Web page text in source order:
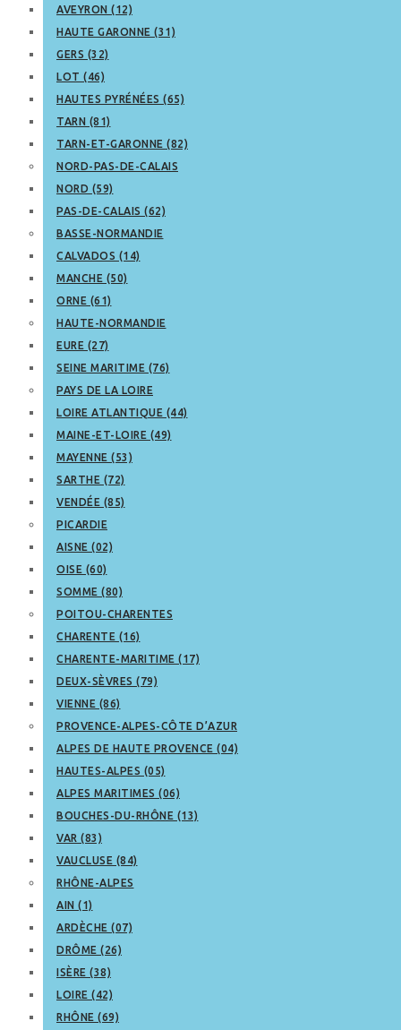
AVEYRON (12)
HAUTE GARONNE (31)
GERS (32)
LOT (46)
HAUTES PYRÉNÉES (65)
TARN (81)
TARN-ET-GARONNE (82)
NORD-PAS-DE-CALAIS
NORD (59)
PAS-DE-CALAIS (62)
BASSE-NORMANDIE
CALVADOS (14)
MANCHE (50)
ORNE (61)
HAUTE-NORMANDIE
EURE (27)
SEINE MARITIME (76)
PAYS DE LA LOIRE
LOIRE ATLANTIQUE (44)
MAINE-ET-LOIRE (49)
MAYENNE (53)
SARTHE (72)
VENDÉE (85)
PICARDIE
AISNE (02)
OISE (60)
SOMME (80)
POITOU-CHARENTES
CHARENTE (16)
CHARENTE-MARITIME (17)
DEUX-SÈVRES (79)
VIENNE (86)
PROVENCE-ALPES-CÔTE D’AZUR
ALPES DE HAUTE PROVENCE (04)
HAUTES-ALPES (05)
ALPES MARITIMES (06)
BOUCHES-DU-RHÔNE (13)
VAR (83)
VAUCLUSE (84)
RHÔNE-ALPES
AIN (1)
ARDÈCHE (07)
DRÔME (26)
ISÈRE (38)
LOIRE (42)
RHÔNE (69)